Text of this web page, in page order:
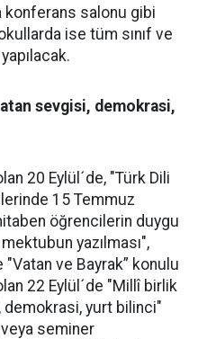
konferans salonu gibi
ise tüm sınıf ve
sevgisi, demokrasi,
20 Eylül´de, "Türk Dili
15 Temmuz
öğrencilerin duygu
yazılması",
ve Bayrak” konulu
22 Eylül´de "Millî birlik
yurt bilinci"
seminer